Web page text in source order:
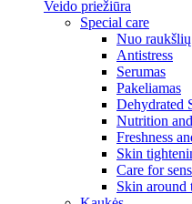
Veido priežiūra
Special care
Nuo raukšlių
Antistress
Serumas
Pakeliamas
Dehydrated
Nutrition
Freshness
Skin
Care for
Skin around